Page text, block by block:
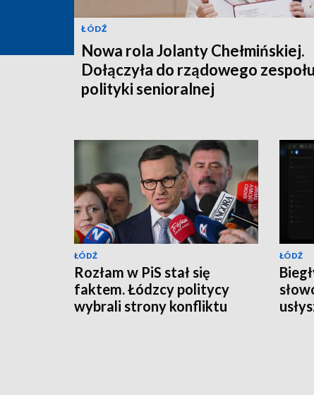
ŁÓDŹ
Nowa rola Jolanty Chełmińskiej.
Dołączyła do rządowego
polityki senioralnej
ŁÓDŹ
Rozłam w PiS stał się
faktem. Łódzcy politycy
wybrali strony konfliktu
ŁÓDŹ